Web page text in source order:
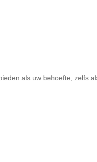
als uw behoefte, zelfs